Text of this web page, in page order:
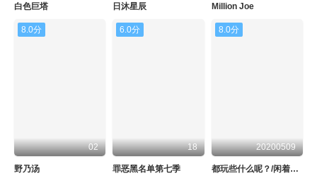
白色巨塔 日沐星辰 Million Joe
8.0分
02
野乃汤
6.0分
18
罪恶黑名单第七季
8.0分
20200509
都玩些什么呢？/闲着干嘛呢？